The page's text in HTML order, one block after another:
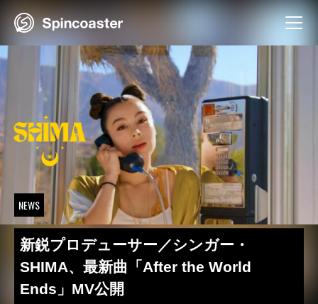
NEWS
新鋭プロデューサー／シンガー・
SHIMA、最新曲「After the World
Ends」MV公開